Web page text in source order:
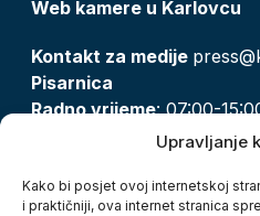
Upravljanje
Kako bi posjet ovoj internetskoj
i praktičniji, ova internet stranica
Web kamere u Karlovcu
Kontakt za medije
Pisarnica
Radno vrijeme: 07:00-